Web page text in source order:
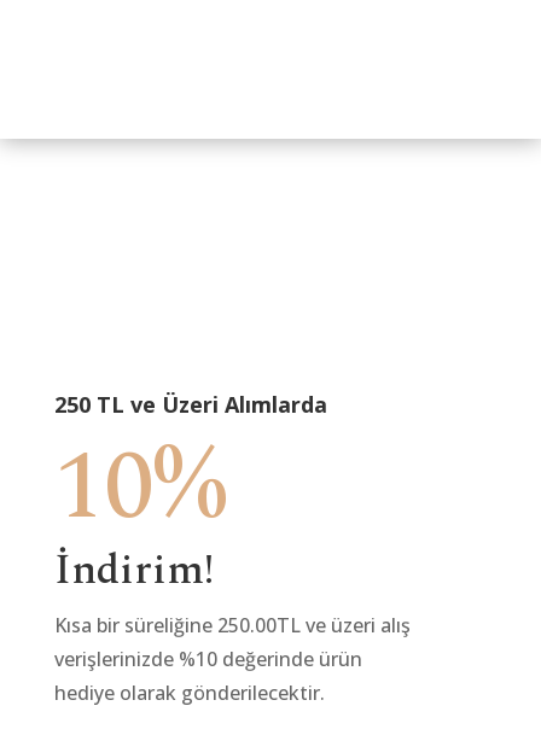
250 TL ve Üzeri Alımlarda
10%
İndirim!
Kısa bir süreliğine 250.00TL ve üzeri alış
verişlerinizde %10 değerinde ürün
hediye olarak gönderilecektir.